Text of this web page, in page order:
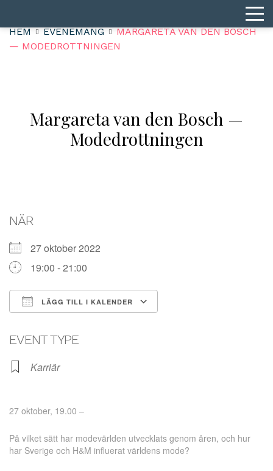
HEM EVENEMANG
MARGARETA VAN DEN BOSCH
— MODEDROTTNINGEN
Margareta van den Bosch —
Modedrottningen
NÄR
27 oktober 2022
19:00 - 21:00
LÄGG TILL I KALENDER
EVENT TYPE
Karriär
27 oktober, 19.00 –
På vilket sätt har modevärlden utvecklats genom åren, och hur
har Sverige och H&M influerat världens mode?